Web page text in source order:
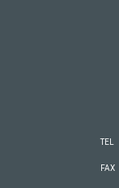
TEL
FAX